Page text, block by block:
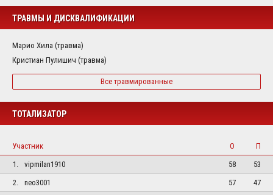
ТРАВМЫ И ДИСКВАЛИФИКАЦИИ
Марио Хила (травма)
Кристиан Пулишич (травма)
Все травмированные
ТОТАЛИЗАТОР
Участник О
П
1.
vipmilan1910 58
53
2.
neo3001 57
47